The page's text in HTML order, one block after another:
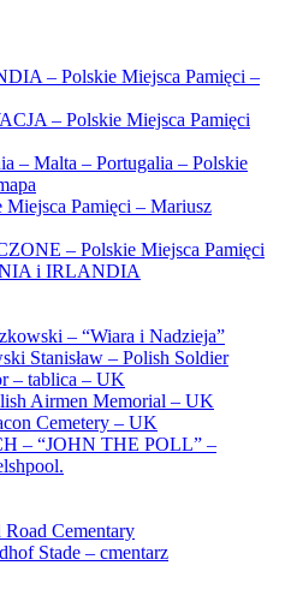
– Polskie Miejsca Pamięci –
– Polskie Miejsca Pamięci
– Malta – Portugalia – Polskie
Pamięci – Mariusz
– Polskie Miejsca Pamięci
i IRLANDIA
– “Wiara i Nadzieja”
Stanisław – Polish Soldier
– tablica – UK
Airmen Memorial – UK
Cemetery – UK
– “JOHN THE POLL” –
Cementary
Stade – cmentarz